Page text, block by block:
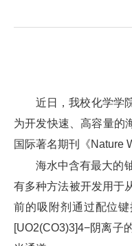
近日，我校化学学
为开发快速、高容量的
国际著名期刊《Nature
海水中含有最大的
有多种方法被开发用于
前的吸附剂通过配位
[UO2(CO3)3]4−阴离子